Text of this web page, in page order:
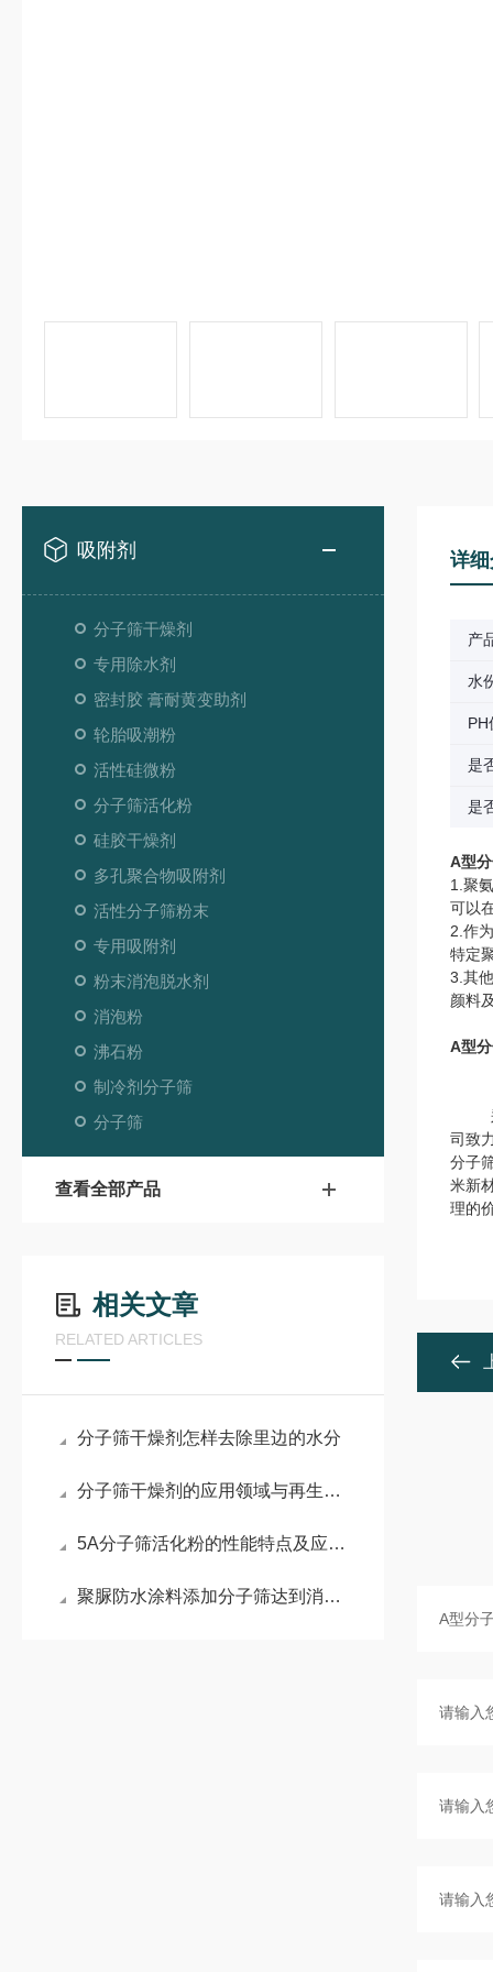
吸附剂
分子筛干燥剂
专用除水剂
密封胶 膏耐黄变助剂
轮胎吸潮粉
活性硅微粉
分子筛活化粉
硅胶干燥剂
多孔聚合物吸附剂
活性分子筛粉末
专用吸附剂
粉末消泡脱水剂
消泡粉
沸石粉
制冷剂分子筛
分子筛
查看全部产品
相关文章
RELATED ARTICLES
分子筛干燥剂怎样去除里边的水分
分子筛干燥剂的应用领域与再生方法指南
5A分子筛活化粉的性能特点及应用场景
聚脲防水涂料添加分子筛达到消除气泡和增强物料物理性能的办法
详
产
水
PH
是
是
A型
1.聚
可以
2.作
特定
3.其
颜料
A型
郑
司致
分子
米新
理的